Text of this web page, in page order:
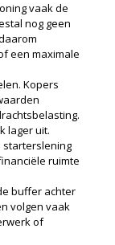
vaak de
nog geen
een maximale
Kopers
lager uit.
starterslening
ruimte
buffer achter
volgen vaak
of